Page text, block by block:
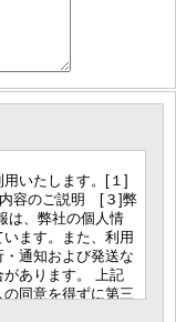
いたします。[１]
容のご説明 [３]弊
は、弊社の個人情
ます。また、利用
通知および発送な
があります。 上記
同意を得ずに第三
任意ですが、弊社